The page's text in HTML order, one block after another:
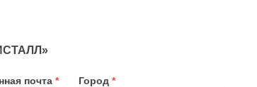
почта * Город *